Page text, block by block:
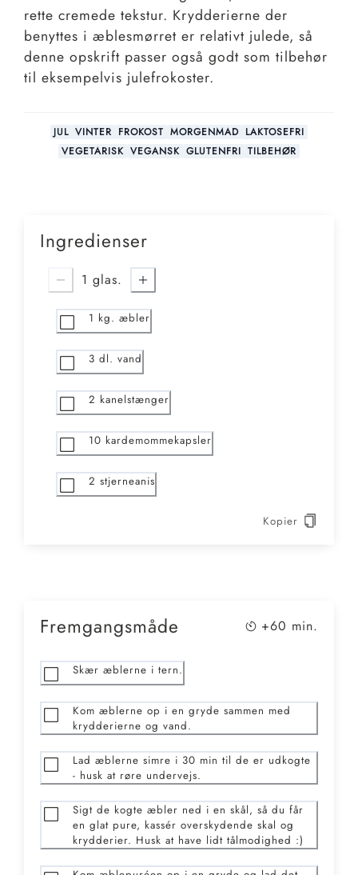
rette cremede tekstur. Krydderierne der
benyttes i æblesmørret er relativt julede, så
denne opskrift passer også godt som tilbehør
til eksempelvis julefrokoster.
JUL VINTER FROKOST MORGENMAD LAKTOSEFRI
VEGETARISK VEGANSK GLUTENFRI TILBEHØR
Ingredienser
1 glas.
1 kg. æbler
3 dl. vand
2 kanelstænger
10 kardemommekapsler
2 stjerneanis
Kopier
Fremgangsmåde +60 min.
Skær æblerne i tern.
Kom æblerne op i en gryde sammen med
krydderierne og vand.
Lad æblerne simre i 30 min til de er udkogte
- husk at røre undervejs.
Sigt de kogte æbler ned i en skål, så du får
en glat pure, kassér overskydende skal og
krydderier. Husk at have lidt tålmodighed :)